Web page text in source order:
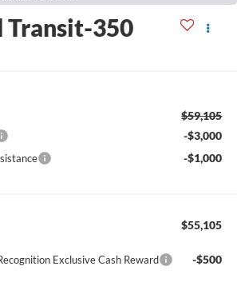
Transit-350
$59,105
-$3,000
-$1,000
$55,105
Exclusive Cash Reward -$500